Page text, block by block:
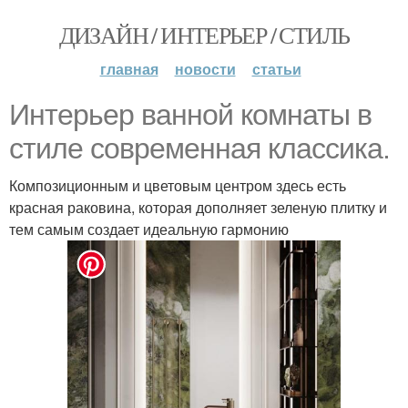
ДИЗАЙН / ИНТЕРЬЕР / СТИЛЬ
главная новости статьи
Интерьер ванной комнаты в
стиле современная классика.
Композиционным и цветовым центром здесь есть
красная раковина, которая дополняет зеленую плитку и
тем самым создает идеальную гармонию